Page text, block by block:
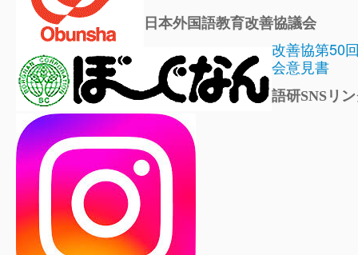
日本外国語教育改善協議会
改善協第50
会意見書
語研SNSリ